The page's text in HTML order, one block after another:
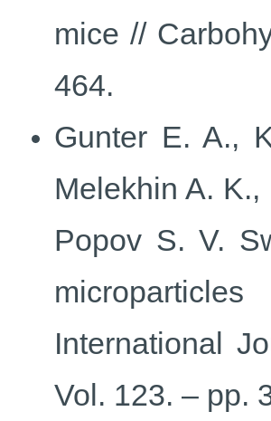
mice //
464.
Gunter E. A.,
Melekhin A.
Popov S. V.
International
Vol. 123. – pp.